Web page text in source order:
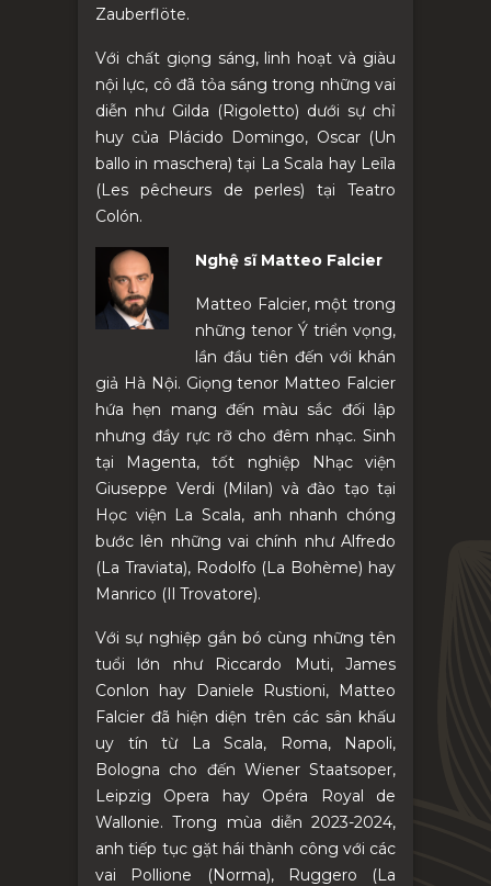
Zauberflöte.
Với chất giọng sáng, linh hoạt và giàu
nội lực, cô đã tỏa sáng trong những vai
diễn như Gilda (Rigoletto) dưới sự chỉ
huy của Plácido Domingo, Oscar (Un
ballo in maschera) tại La Scala hay Leïla
(Les pêcheurs de perles) tại Teatro
Colón.
Nghệ sĩ Matteo Falcier
Matteo Falcier, một trong
những tenor Ý triển vọng,
lần đầu tiên đến với khán
giả Hà Nội. Giọng tenor Matteo Falcier
hứa hẹn mang đến màu sắc đối lập
nhưng đầy rực rỡ cho đêm nhạc. Sinh
tại Magenta, tốt nghiệp Nhạc viện
Giuseppe Verdi (Milan) và đào tạo tại
Học viện La Scala, anh nhanh chóng
bước lên những vai chính như Alfredo
(La Traviata), Rodolfo (La Bohème) hay
Manrico (Il Trovatore).
Với sự nghiệp gắn bó cùng những tên
tuổi lớn như Riccardo Muti, James
Conlon hay Daniele Rustioni, Matteo
Falcier đã hiện diện trên các sân khấu
uy tín từ La Scala, Roma, Napoli,
Bologna cho đến Wiener Staatsoper,
Leipzig Opera hay Opéra Royal de
Wallonie. Trong mùa diễn 2023-2024,
anh tiếp tục gặt hái thành công với các
vai Pollione (Norma), Ruggero (La